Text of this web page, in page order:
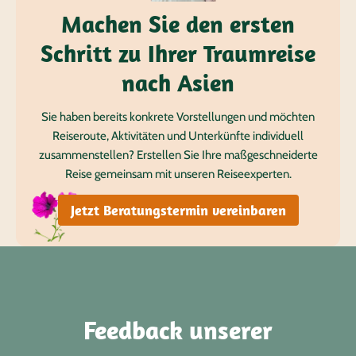
Machen Sie den ersten
Schritt zu Ihrer Traumreise
nach Asien
Sie haben bereits konkrete Vorstellungen und möchten
Reiseroute, Aktivitäten und Unterkünfte individuell
zusammenstellen? Erstellen Sie Ihre maßgeschneiderte
Reise gemeinsam mit unseren Reiseexperten.
Jetzt Beratungstermin vereinbaren
Feedback unserer